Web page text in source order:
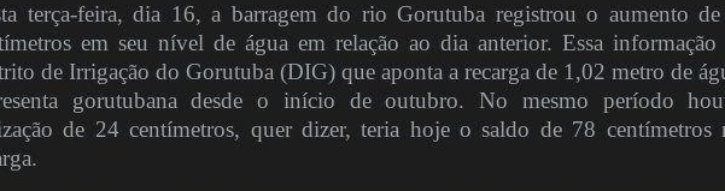
terça-feira, dia 16, a barragem do rio Gorutuba registrou o aumento
em seu nível de água em relação ao dia anterior. Essa
de Irrigação do Gorutuba (DIG) que aponta a recarga de 1,02 metro de
gorutubana desde o início de outubro. No mesmo período
de 24 centímetros, quer dizer, teria hoje o saldo de 78 centímetros